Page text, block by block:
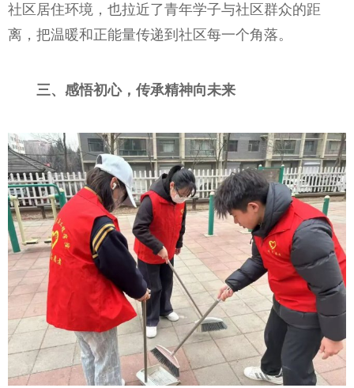
社区居住环境，也拉近了青年学子与社区群众的距
离，把温暖和正能量传递到社区每一个角落。
三、感悟初心，传承精神向未来